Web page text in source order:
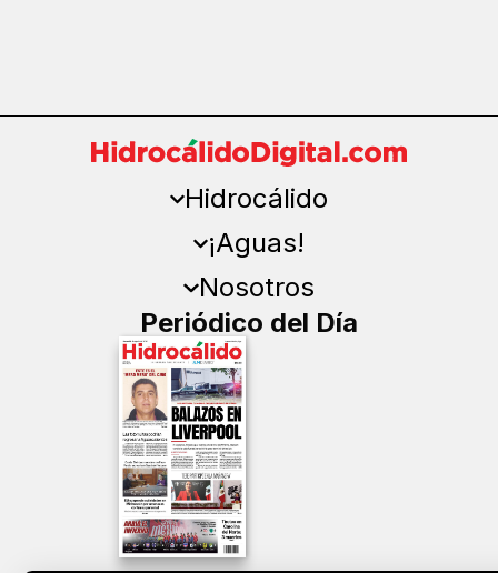
Hidrocálido
¡Aguas!
Nosotros
Periódico del Día